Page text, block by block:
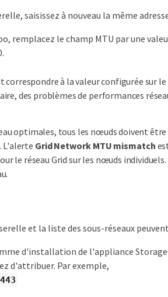
saisissez à nouveau la même
remplacez le champ MTU par une
correspondre à la valeur configurée
des problèmes de performances
optimales, tous les nœuds doivent
L'alerte Grid Network MTU mismatch
le réseau Grid sur les nœuds
et la liste des sous-réseaux
d'installation de l'appliance
d'attribuer. Par exemple,